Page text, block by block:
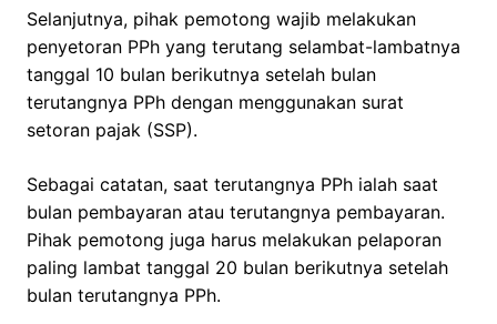
Selanjutnya, pihak pemotong wajib melakukan
penyetoran PPh yang terutang selambat-lambatnya
tanggal 10 bulan berikutnya setelah bulan
terutangnya PPh dengan menggunakan surat
setoran pajak (SSP).
Sebagai catatan, saat terutangnya PPh ialah saat
bulan pembayaran atau terutangnya pembayaran.
Pihak pemotong juga harus melakukan pelaporan
paling lambat tanggal 20 bulan berikutnya setelah
bulan terutangnya PPh.